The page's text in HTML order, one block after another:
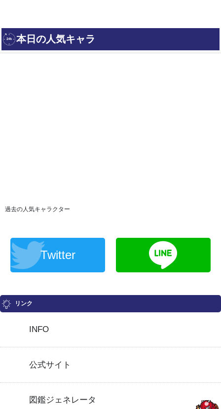
過去の人気キャラクター
Twitter
リンク
INFO
公式サイト
図鑑ジェネレータ